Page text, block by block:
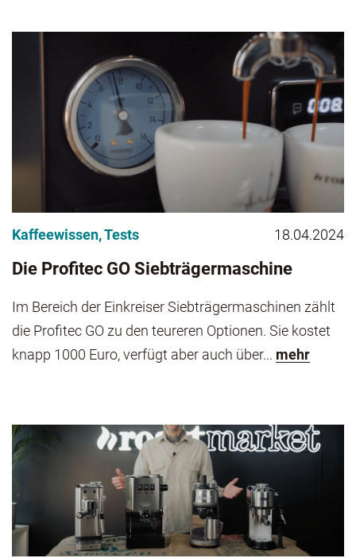
Kaffeewissen,Tests 18.04.2024
Die Profitec GO Siebträgermaschine
Im Bereich der Einkreiser Siebträgermaschinen zählt
die Profitec GO zu den teureren Optionen. Sie kostet
knapp 1000 Euro, verfügt aber auch über... mehr